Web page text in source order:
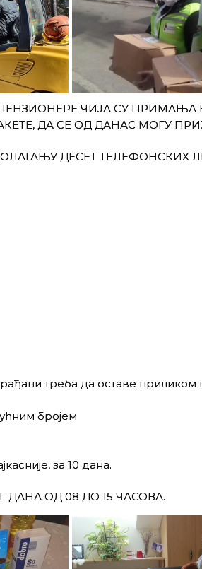
ЧИЈА СУ ПРИМАЊА
ДА СЕ ОД ДАНАС МОГУ
ДЕСЕТ ТЕЛЕФОНСКИХ
треба да оставе приликом
бројем
за 10 дана.
ДАНА ОД 08 ДО 15 ЧАСОВА.